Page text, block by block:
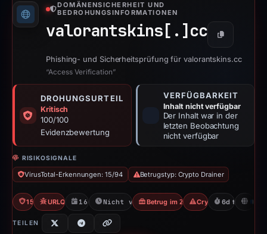
DOMÄNENSICHERHEIT UND
BEDROHUNGSINFORMATIONEN
valorantskins[.] cc Kopieren
Phishing- und Sicherheitsprüfung für valorantskins.cc
“Access Verification”
DROHUNGSURTEIL
Kritisch
100/100
Evidenzbewertung
VERFÜGBARKEIT
Inhalt nicht verfügbar
Der Inhalt war in der
letzten Beobachtung
nicht verfügbar
RISIKOSIGNALE
VirusTotal-Erkennungen: 15/94 Betrugstyp: Crypto Drainer
15/94 VTURLQuery: 2 detections
16.04.2026Nicht verfügbar seit 22.04.2026
Betrug im Zusammenhang mit
Crypto Drainer
6d to
TEILEN